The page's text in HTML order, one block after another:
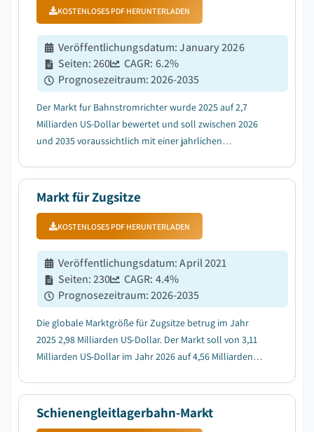
KOSTENLOSES PDF HERUNTERLADEN
Veröffentlichungsdatum:January 2026
Seiten:260 CAGR: 6.2%
Prognosezeitraum:2026-2035
Der Markt fur Bahnstromrichter wurde 2025 auf 2,7
Milliarden US-Dollar bewertet und soll zwischen 2026
und 2035 voraussichtlich mit einer jahrlichen
Fernverkehr, im Nahverkehr sowie bei bestimmten Gu...
Markt für Zugsitze
KOSTENLOSES PDF HERUNTERLADEN
Veröffentlichungsdatum:April 2021
Seiten:230 CAGR: 4.4%
Prognosezeitraum:2026-2035
Die globale Marktgröße für Zugsitze betrug im Jahr
2025 2,98 Milliarden US-Dollar. Der Markt soll von 3,11
Milliarden US-Dollar im Jahr 2026 auf 4,56 Milliarden
wie der neuesten Studie von Global M...
Schienengleitlagerbahn-Markt